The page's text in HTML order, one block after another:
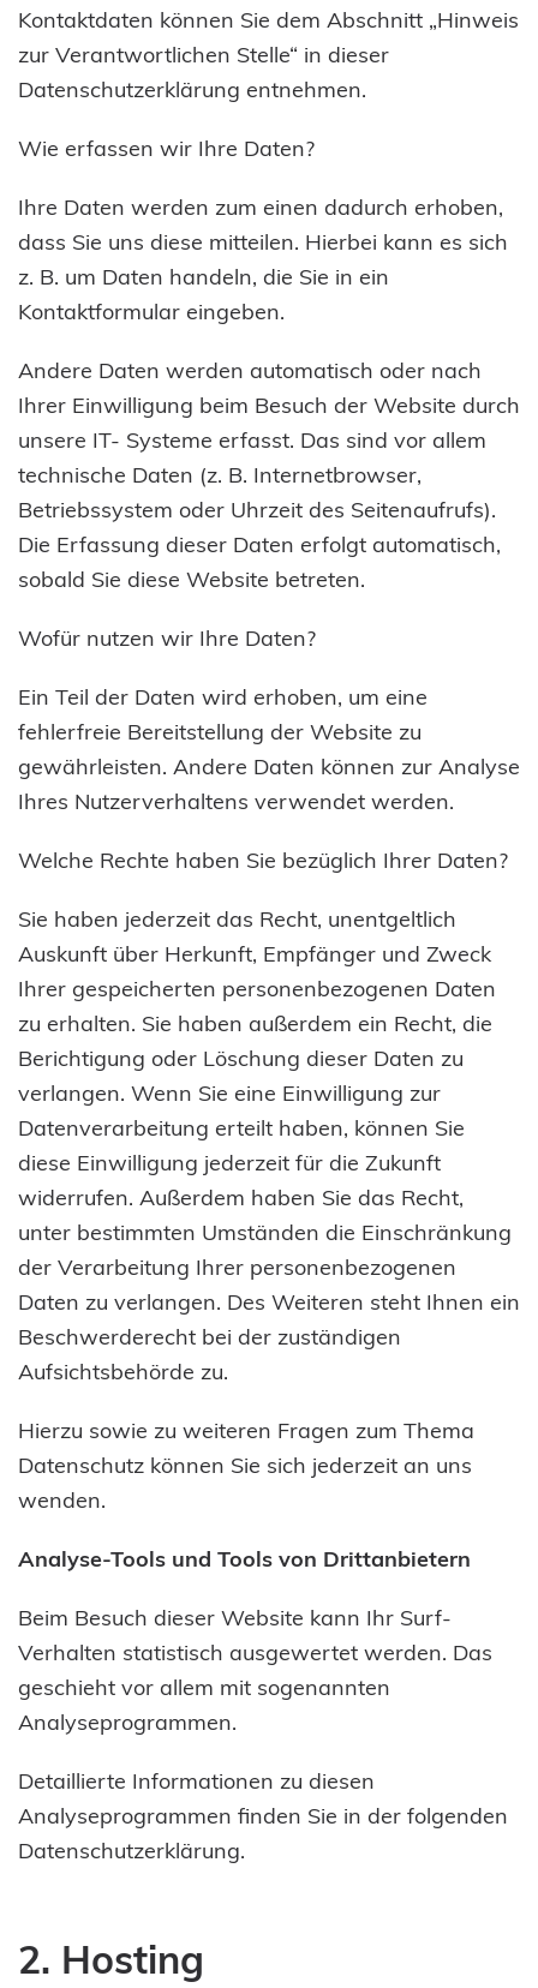
Kontaktdaten können Sie dem Abschnitt „Hinweis
zur Verantwortlichen Stelle“ in dieser
Datenschutzerklärung entnehmen.
Wie erfassen wir Ihre Daten?
Ihre Daten werden zum einen dadurch erhoben,
dass Sie uns diese mitteilen. Hierbei kann es sich
z. B. um Daten handeln, die Sie in ein
Kontaktformular eingeben.
Andere Daten werden automatisch oder nach
Ihrer Einwilligung beim Besuch der Website durch
unsere IT- Systeme erfasst. Das sind vor allem
technische Daten (z. B. Internetbrowser,
Betriebssystem oder Uhrzeit des Seitenaufrufs).
Die Erfassung dieser Daten erfolgt automatisch,
sobald Sie diese Website betreten.
Wofür nutzen wir Ihre Daten?
Ein Teil der Daten wird erhoben, um eine
fehlerfreie Bereitstellung der Website zu
gewährleisten. Andere Daten können zur Analyse
Ihres Nutzerverhaltens verwendet werden.
Welche Rechte haben Sie bezüglich Ihrer Daten?
Sie haben jederzeit das Recht, unentgeltlich
Auskunft über Herkunft, Empfänger und Zweck
Ihrer gespeicherten personenbezogenen Daten
zu erhalten. Sie haben außerdem ein Recht, die
Berichtigung oder Löschung dieser Daten zu
verlangen. Wenn Sie eine Einwilligung zur
Datenverarbeitung erteilt haben, können Sie
diese Einwilligung jederzeit für die Zukunft
widerrufen. Außerdem haben Sie das Recht,
unter bestimmten Umständen die Einschränkung
der Verarbeitung Ihrer personenbezogenen
Daten zu verlangen. Des Weiteren steht Ihnen ein
Beschwerderecht bei der zuständigen
Aufsichtsbehörde zu.
Hierzu sowie zu weiteren Fragen zum Thema
Datenschutz können Sie sich jederzeit an uns
wenden.
Analyse-Tools und Tools von Drittanbietern
Beim Besuch dieser Website kann Ihr Surf-
Verhalten statistisch ausgewertet werden. Das
geschieht vor allem mit sogenannten
Analyseprogrammen.
Detaillierte Informationen zu diesen
Analyseprogrammen finden Sie in der folgenden
Datenschutzerklärung.
2. Hosting